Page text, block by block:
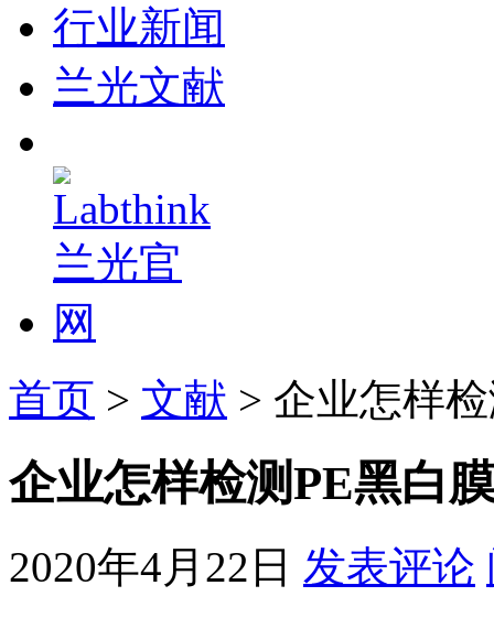
行业新闻
兰光文献
首页 > 文献 > 企业怎样
企业怎样检测PE黑白
2020年4月22日 发表评论